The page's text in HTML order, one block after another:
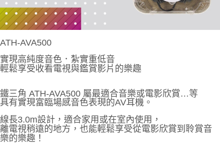
ATH-AVA500
實現高純度音色．紮實重低音
輕鬆享受收看電視與鑑賞影片的樂趣
鐵三角 ATH-AVA500 屬最適合音樂或電影欣賞…等
具有實現富臨場感音色表現的AV耳機。
線長3.0m設計，適合家用或在室內使用，
離電視稍遠的地方，也能輕鬆享受從電影欣賞到聆賞音
樂的樂趣！